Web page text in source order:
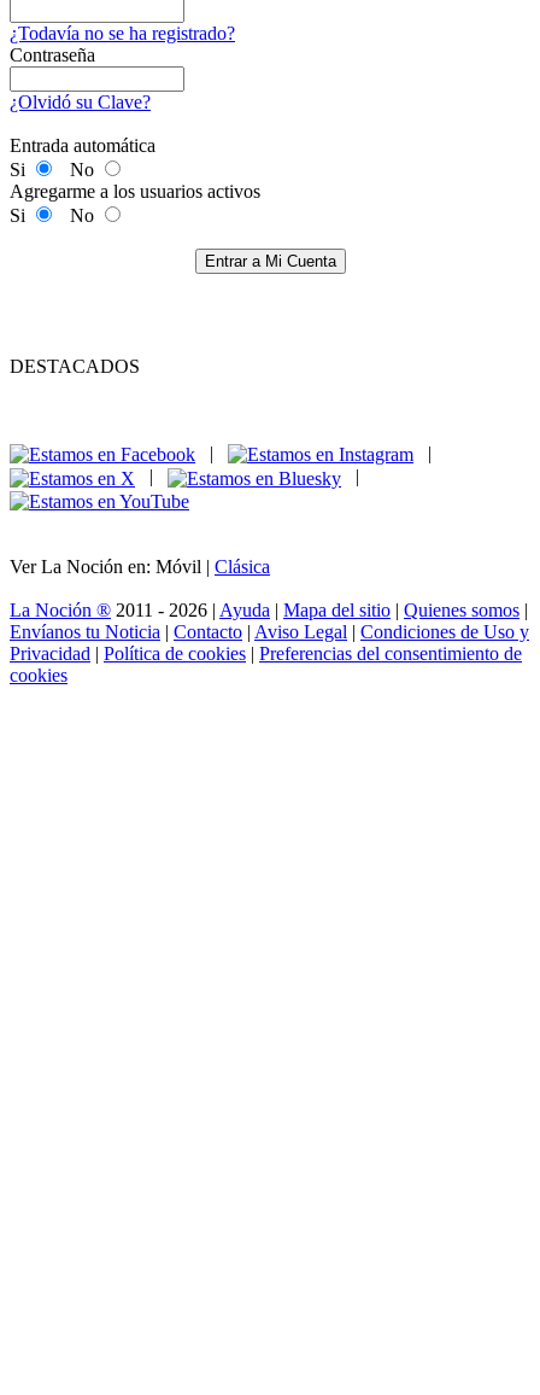
¿Todavía no se ha registrado?
Contraseña
¿Olvidó su Clave?
Entrada automática
Si
No
Agregarme a los usuarios activos
Si
No
Entrar a Mi Cuenta
DESTACADOS
|
|
|
|
Ver La Noción en: Móvil | Clásica
La Noción ® 2011 - 2026 | Ayuda | Mapa del sitio | Quienes somos |
Envíanos tu Noticia | Contacto | Aviso Legal | Condiciones de Uso y
Privacidad | Política de cookies | Preferencias del consentimiento de
cookies